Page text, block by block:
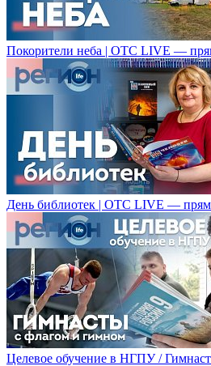
Покорители неба | ОТС LIVE —
День библиотек | ОТС LIVE —
Целевое обучение в НГПУ /